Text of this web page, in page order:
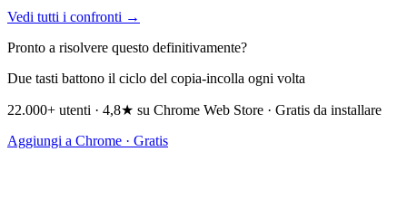
Vedi tutti i confronti →
Pronto a risolvere questo definitivamente?
Due tasti battono il ciclo del copia-incolla ogni volta
22.000+ utenti · 4,8★ su Chrome Web Store · Gratis da installare
Aggiungi a Chrome · Gratis